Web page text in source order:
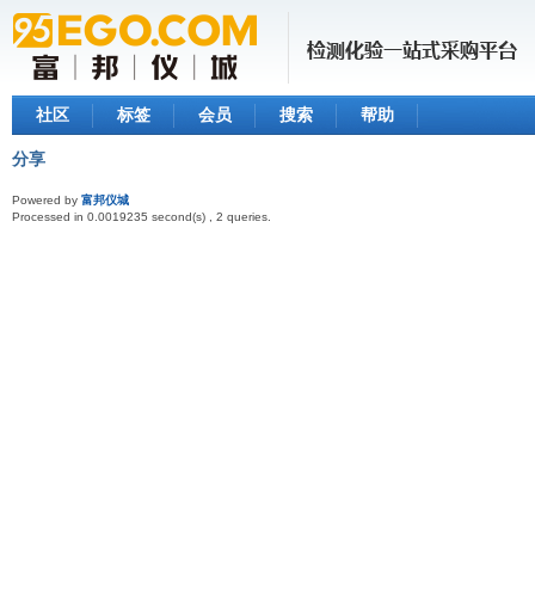
社区 标签 会员 搜索 帮助
分享
Powered by 富邦仪城
Processed in 0.0019235 second(s) , 2 queries.